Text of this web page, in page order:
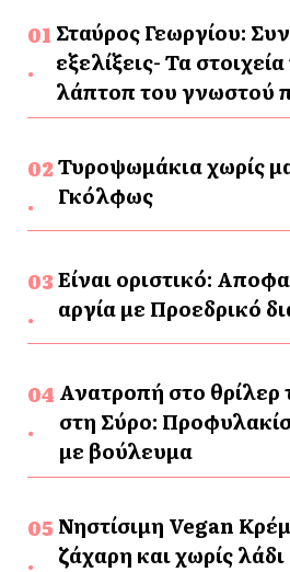
Σταύρος Γεωργίου:
εξελίξεις- Τα
λάπτοπ του γνωστού
Τυροψωμάκια χωρίς
Γκόλφως
Είναι οριστικό:
αργία με Προεδρικό
Ανατροπή στο θρίλερ
στη Σύρο:
με βούλευμα
Νηστίσιμη Vegan
ζάχαρη και χωρίς λάδι